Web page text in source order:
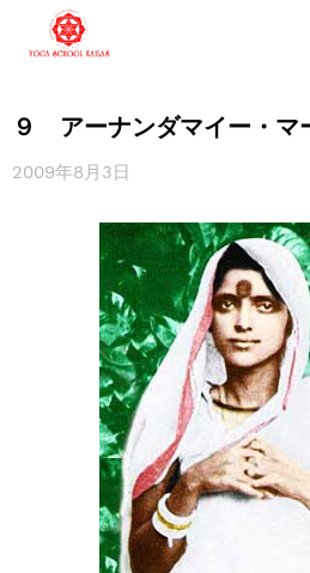
９ アーナンダマイー・マ
2009年8月3日